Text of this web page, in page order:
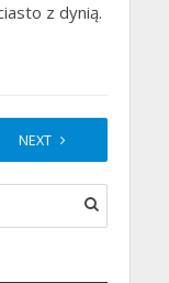
z dynią.
NEXT